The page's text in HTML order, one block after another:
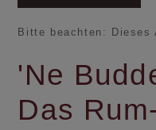
Bitte beachten: Dieses
'Ne
Das